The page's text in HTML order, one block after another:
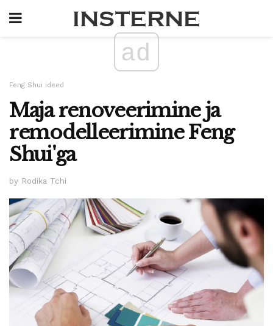
ad
Feng Shui ideed
Maja renoveerimine ja
remodelleerimine Feng
Shui'ga
by Rodika Tchi